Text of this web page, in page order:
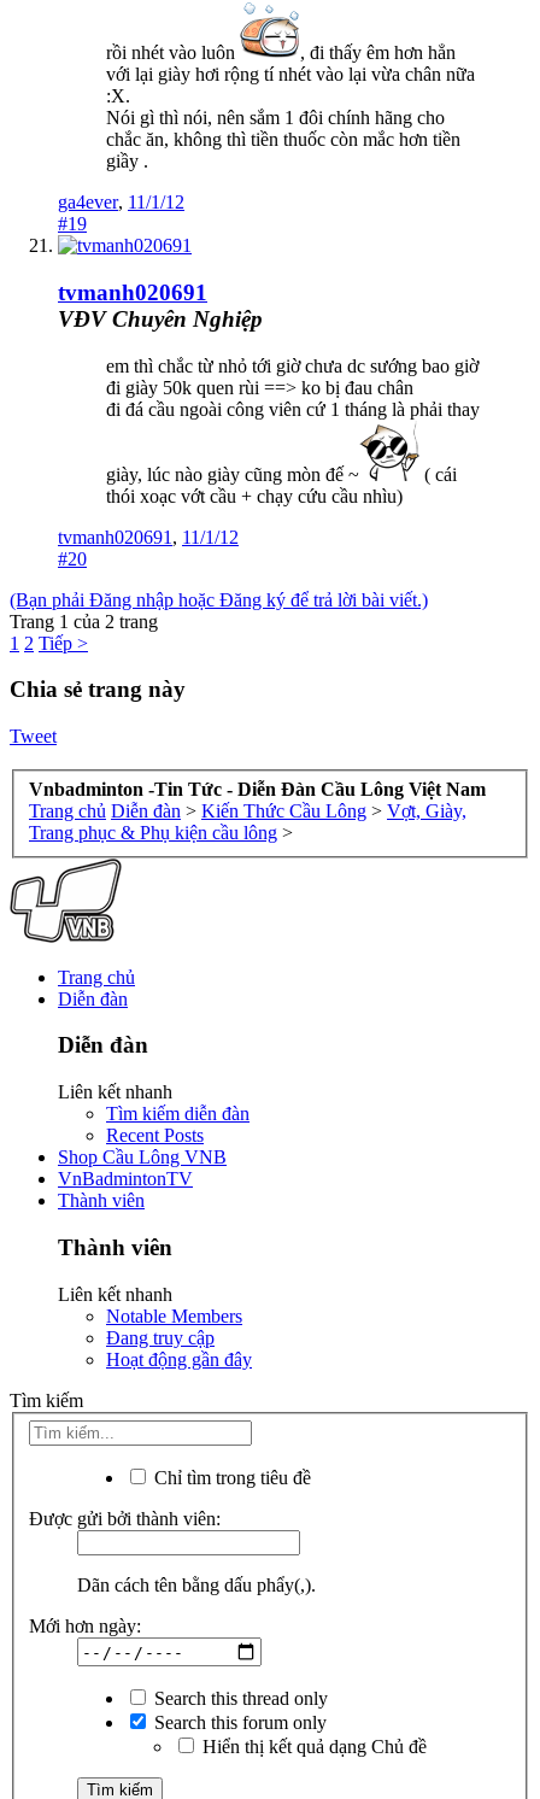
rồi nhét vào luôn
, đi thấy êm hơn hẳn
với lại giày hơi rộng tí nhét vào lại vừa chân nữa
:X.
Nói gì thì nói, nên sắm 1 đôi chính hãng cho
chắc ăn, không thì tiền thuốc còn mắc hơn tiền
giầy .
ga4ever, 11/1/12
#19
tvmanh020691
VĐV Chuyên Nghiệp
em thì chắc từ nhỏ tới giờ chưa dc sướng bao giờ
đi giày 50k quen rùi ==> ko bị đau chân
đi đá cầu ngoài công viên cứ 1 tháng là phải thay
giày, lúc nào giày cũng mòn đế ~
( cái
thói xoạc vớt cầu + chạy cứu cầu nhìu)
tvmanh020691 , 11/1/12
#20
(Bạn phải Đăng nhập hoặc Đăng ký để trả lời bài viết.)
Trang 1 của 2 trang
1 2 Tiếp >
Chia sẻ trang này
Tweet
Vnbadminton -Tin Tức - Diễn Đàn Cầu Lông Việt Nam
Trang chủ Diễn đàn > Kiến Thức Cầu Lông > Vợt, Giày,
Trang phục & Phụ kiện cầu lông >
Trang chủ
Diễn đàn
Diễn đàn
Liên kết nhanh
Tìm kiếm diễn đàn
Recent Posts
Shop Cầu Lông VNB
VnBadmintonTV
Thành viên
Thành viên
Liên kết nhanh
Notable Members
Đang truy cập
Hoạt động gần đây
Tìm kiếm
Chỉ tìm trong tiêu đề
Được gửi bởi thành viên:
Dãn cách tên bằng dấu phẩy(,).
Mới hơn ngày:
Search this thread only
Search this forum only
Hiển thị kết quả dạng Chủ đề